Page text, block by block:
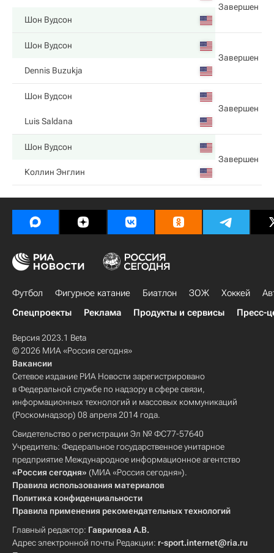
Завершен
Шон Вудсон
Шон Вудсон
Завершен
Dennis Buzukja
Шон Вудсон
Завершен
Luis Saldana
Шон Вудсон
Завершен
Коллин Энглин
Футбол Фигурное катание Биатлон ЗОЖ Хоккей
Спецпроекты
Реклама Продукты и сервисы Пресс-
Версия 2023.1 Beta
© 2026 МИА «Россия сегодня»
Вакансии
Сетевое издание РИА Новости зарегистрировано
в Федеральной службе по надзору в сфере связи,
информационных технологий и массовых коммуникаций
(Роскомнадзор) 08 апреля 2014 года.
Свидетельство о регистрации Эл № ФС77-57640
Учредитель: Федеральное государственное унитарное
предприятие Международное информационное агентство
«Россия сегодня» (МИА «Россия сегодня»).
Правила использования материалов
Политика конфиденциальности
Правила применения рекомендательных технологий
Главный редактор: Гаврилова А.В.
Адрес электронной почты Редакции: r-sport.internet@ria.ru